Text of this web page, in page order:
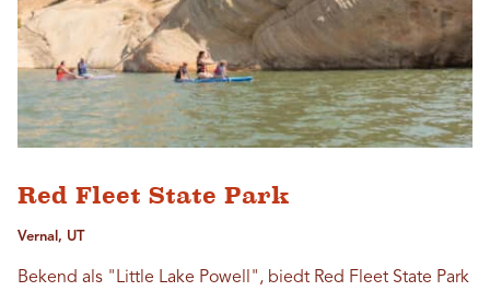
Red Fleet State Park
Vernal, UT
Bekend als "Little Lake Powell", biedt Red Fleet State Park